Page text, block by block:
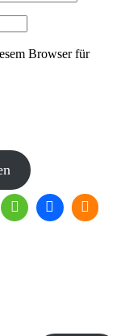
Browser für